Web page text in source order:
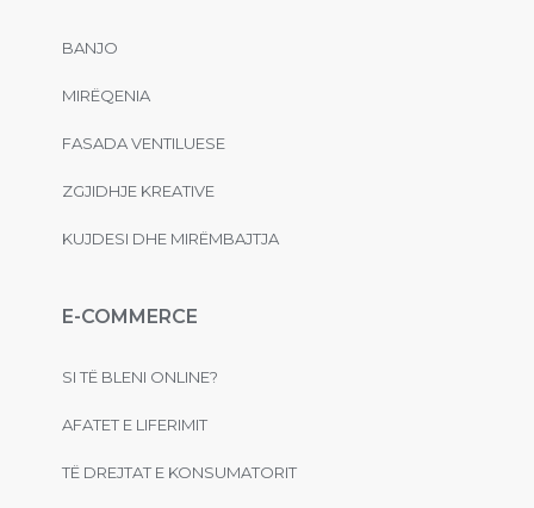
BANJO
MIRËQENIA
FASADA VENTILUESE
ZGJIDHJE KREATIVE
KUJDESI DHE MIRËMBAJTJA
E-COMMERCE
SI TË BLENI ONLINE?
AFATET E LIFERIMIT
TË DREJTAT E KONSUMATORIT